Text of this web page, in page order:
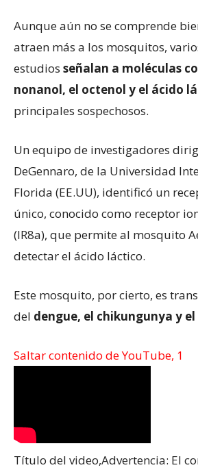
Aunque aún no se comprende
atraen más a los mosquitos,
estudios señalan a moléculas
nonanol, el octenol y el ácido
principales sospechosos.
Un equipo de investigadores
DeGennaro, de la Universidad
Florida (EE.UU), identificó un
único, conocido como receptor
(IR8a), que permite al mosquito
detectar el ácido láctico.
Este mosquito, por cierto, es
del dengue, el chikungunya y el
Saltar contenido de YouTube, 1
Título del video,Advertencia: El